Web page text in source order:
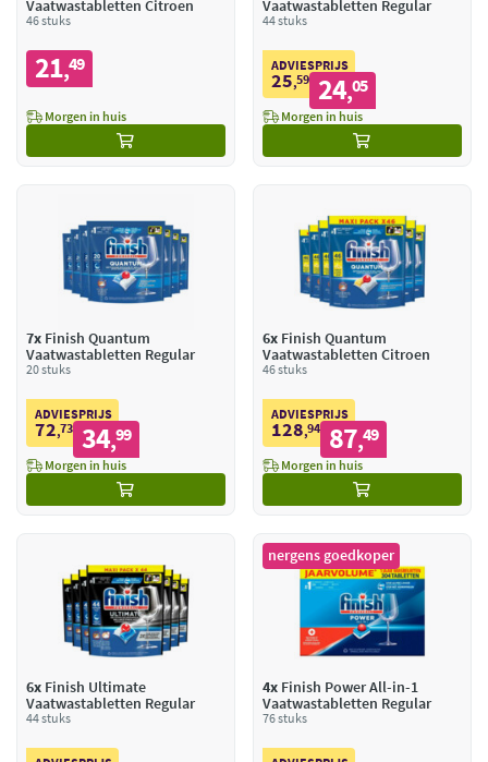
Vaatwastabletten Citroen
46 stuks
21,49
Morgen in huis
Vaatwastabletten Regular
44 stuks
ADVIESPRIJS
25,59 24,05
Morgen in huis
7x Finish Quantum
Vaatwastabletten Regular
20 stuks
ADVIESPRIJS
72,73 34,99
Morgen in huis
6xFinish Quantum
Vaatwastabletten Citroen
46 stuks
ADVIESPRIJS
128,94 87,49
Morgen in huis
6x Finish Ultimate
Vaatwastabletten Regular
44 stuks
nergens goedkoper
4xFinish Power All-in-1
Vaatwastabletten Regular
76 stuks